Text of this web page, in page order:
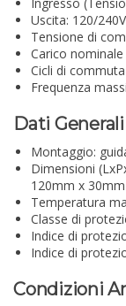
Uscita: 120/
Tensione di
Carico
Cicli di
Frequenza
Dati Generali
Montaggio:
Dimensioni
120mm x
Temperatura
Classe di
Indice di
Indice di
Condizioni